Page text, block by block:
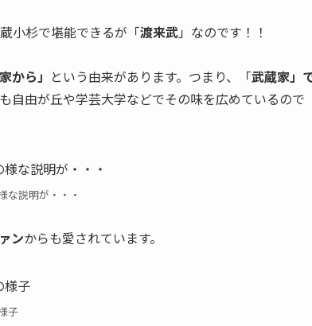
小杉で堪能できるが「渡来武」なのです！！
から」 という由来があります。つまり、「武蔵家」
自由が丘や学芸大学などでその味を広めているので
な説明が・・・
ンからも愛されています。
子